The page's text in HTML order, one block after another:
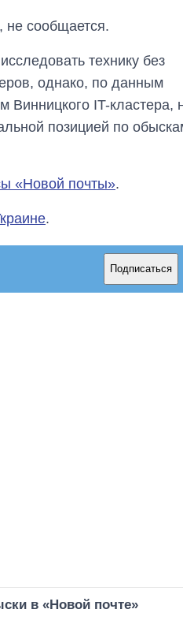
не сообщается.
технику без
однако, по данным
IT-кластера,
позицией по
«Новой почты».
.
Подписаться
в «Новой почте»